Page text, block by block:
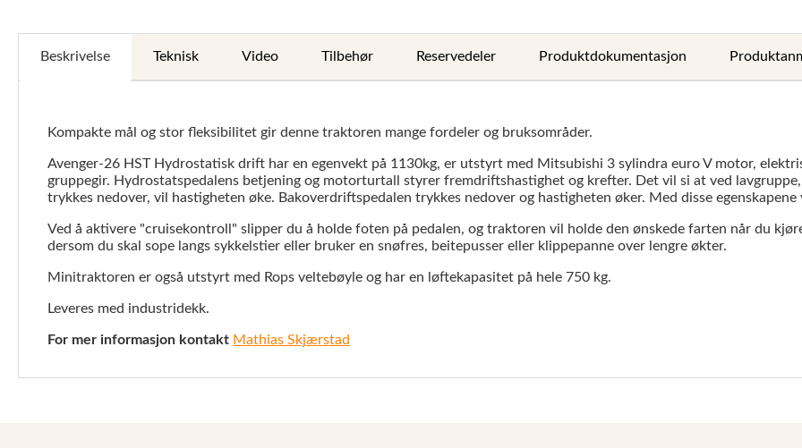
Beskrivelse Teknisk Video Tilbehør Reservedeler Produktdokumentasjon
Kompakte mål og stor fleksibilitet gir denne traktoren mange fordeler og bruksområder.
Avenger-26 HST Hydrostatisk drift har en egenvekt på 1130kg, er utstyrt med Mitsubishi 3 sylindra euro V motor,
gruppegir. Hydrostatspedalens betjening og motorturtall styrer fremdriftshastighet og krefter. Det vil si at ved
trykkes nedover, vil hastigheten øke. Bakoverdriftspedalen trykkes nedover og hastigheten øker. Med disse
Ved å aktivere "cruisekontroll" slipper du å holde foten på pedalen, og traktoren vil holde den ønskede farten når du
dersom du skal sope langs sykkelstier eller bruker en snøfres, beitepusser eller klippepanne over lengre økter.
Minitraktoren er også utstyrt med Rops veltebøyle og har en løftekapasitet på hele 750 kg.
Leveres med industridekk.
For mer informasjon kontakt Mathias Skjærstad